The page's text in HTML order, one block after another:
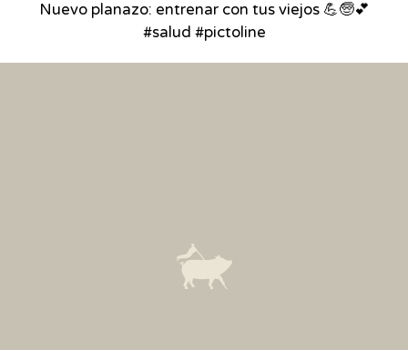
Nuevo planazo: entrenar con tus viejos 💪🧓💕
#salud #pictoline